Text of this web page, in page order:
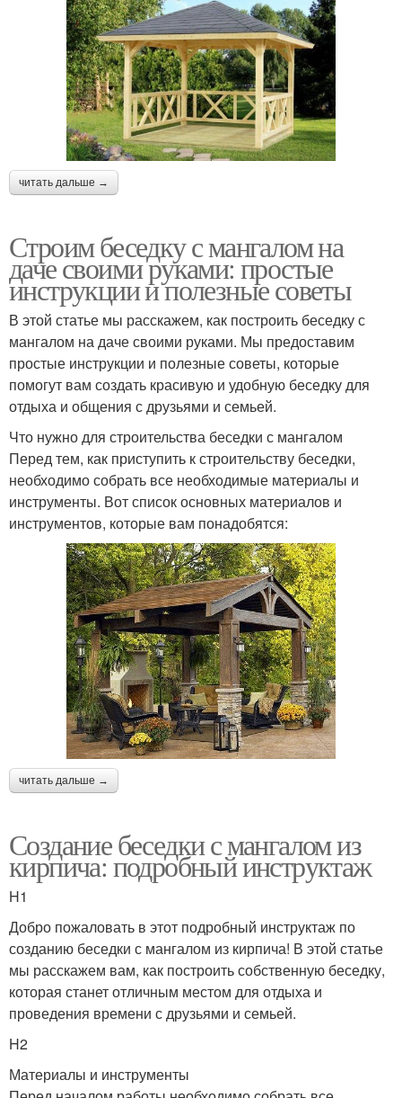
читать дальше →
Строим беседку с мангалом на
даче своими руками: простые
инструкции и полезные советы
В этой статье мы расскажем, как построить беседку с
мангалом на даче своими руками. Мы предоставим
простые инструкции и полезные советы, которые
помогут вам создать красивую и удобную беседку для
отдыха и общения с друзьями и семьей.
Что нужно для строительства беседки с мангалом
Перед тем, как приступить к строительству беседки,
необходимо собрать все необходимые материалы и
инструменты. Вот список основных материалов и
инструментов, которые вам понадобятся:
читать дальше →
Создание беседки с мангалом из
кирпича: подробный инструктаж
H1
Добро пожаловать в этот подробный инструктаж по
созданию беседки с мангалом из кирпича! В этой статье
мы расскажем вам, как построить собственную беседку,
которая станет отличным местом для отдыха и
проведения времени с друзьями и семьей.
H2
Материалы и инструменты